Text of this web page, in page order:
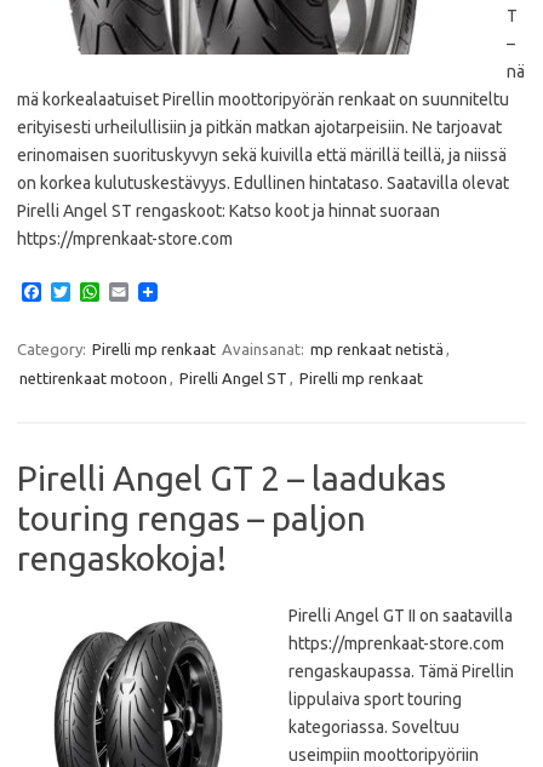
T
–
nä
mä korkealaatuiset Pirellin moottoripyörän renkaat on suunniteltu
erityisesti urheilullisiin ja pitkän matkan ajotarpeisiin. Ne tarjoavat
erinomaisen suorituskyvyn sekä kuivilla että märillä teillä, ja niissä
on korkea kulutuskestävyys. Edullinen hintataso. Saatavilla olevat
Pirelli Angel ST rengaskoot: Katso koot ja hinnat suoraan
https://mprenkaat-store.com
e
b
o
T
t
t
e
W
t
s
A
E
i
Category: Pirelli mp renkaat Avainsanat: mp renkaat netistä ,
nettirenkaat motoon , Pirelli Angel ST , Pirelli mp renkaat
Pirelli Angel GT 2 – laadukas
touring rengas – paljon
rengaskokoja!
Pirelli Angel GT II on saatavilla
https://mprenkaat-store.com
rengaskaupassa. Tämä Pirellin
lippulaiva sport touring
kategoriassa. Soveltuu
useimpiin moottoripyöriin